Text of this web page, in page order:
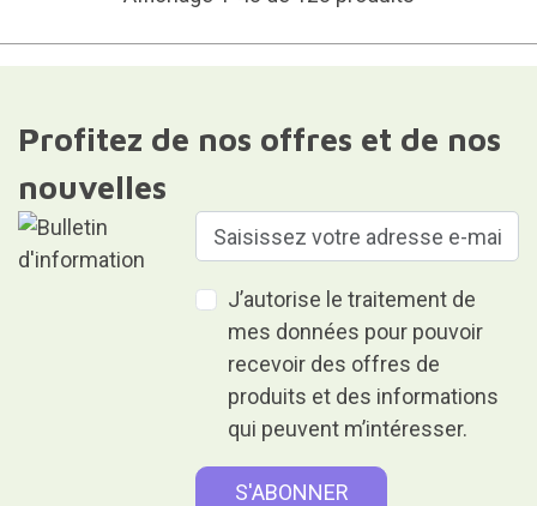
Profitez de nos offres et de nos
nouvelles
J’autorise le traitement de
mes données pour pouvoir
recevoir des offres de
produits et des informations
qui peuvent m’intéresser.